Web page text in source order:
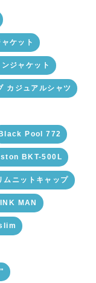
ケット
ジャケット
カジュアルシャツ
Black Pool 772
BKT-500L
ニットキャップ
MAN